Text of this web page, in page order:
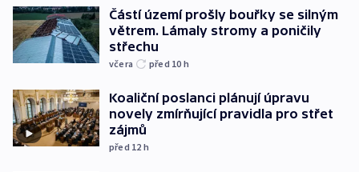
Částí území prošly bouřky se silným
větrem. Lámaly stromy a poničily
střechu
včera před 10 h
Koaliční poslanci plánují úpravu
novely zmírňující pravidla pro střet
zájmů
před 12 h